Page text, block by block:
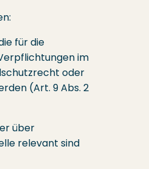
für die
im
oder
(Art. 9 Abs. 2
über
relevant sind